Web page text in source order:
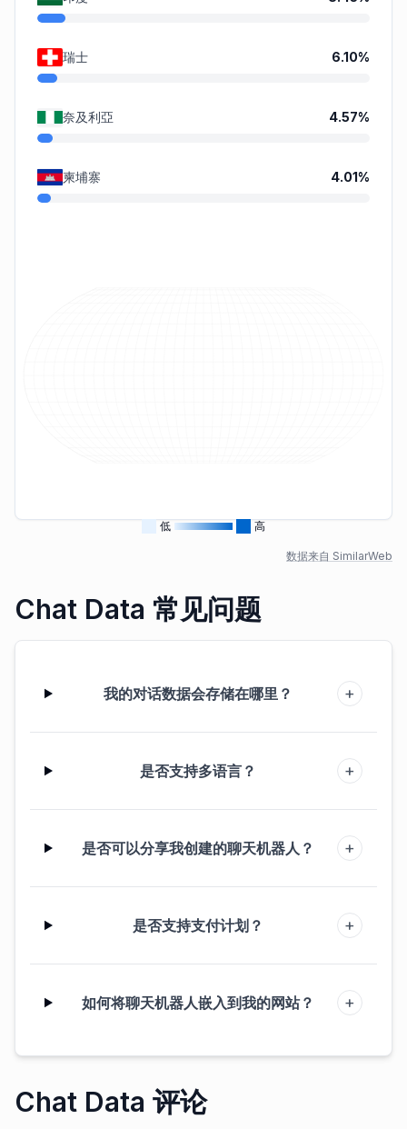
瑞士 6.10%
奈及利亞 4.57%
柬埔寨 4.01%
低 高
数据来自 SimilarWeb
Chat Data 常见问题
我的对话数据会存储在哪里？ +
是否支持多语言？ +
是否可以分享我创建的聊天机器人？ +
是否支持支付计划？ +
如何将聊天机器人嵌入到我的网站？ +
Chat Data 评论